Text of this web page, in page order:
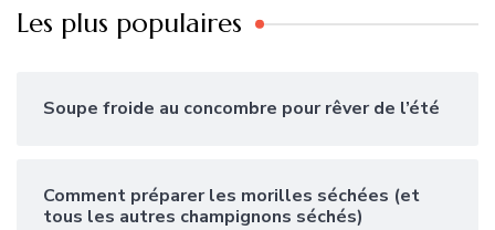
Les plus populaires
Soupe froide au concombre pour rêver de l’été
Comment préparer les morilles séchées (et
tous les autres champignons séchés)